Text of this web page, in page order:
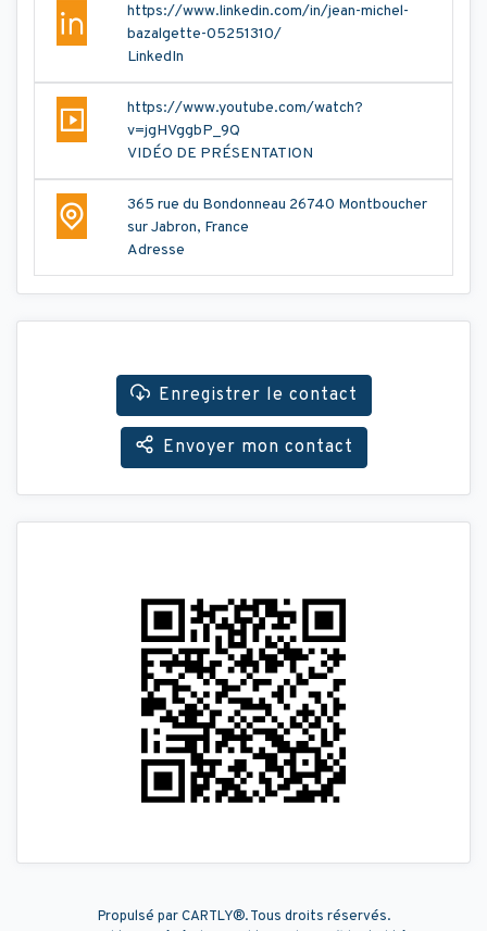
https://www.linkedin.com/in/jean-michel-
bazalgette-05251310/
LinkedIn
https://www.youtube.com/watch?
v=jgHVggbP_9Q
VIDÉO DE PRÉSENTATION
365 rue du Bondonneau 26740 Montboucher
sur Jabron, France
Adresse
Enregistrer le contact
Envoyer mon contact
Propulsé parCARTLY®. Tous droits réservés.